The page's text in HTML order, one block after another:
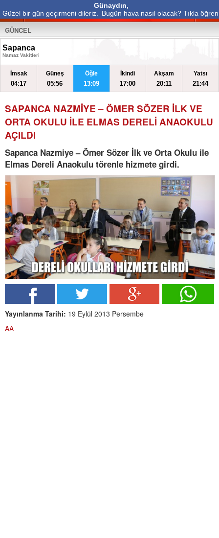
Günaydın,
Güzel bir gün geçirmeni dileriz.
Bugün hava nasıl olacak? Tıkla öğren
GÜNCEL
Sapanca
Namaz Vakitleri
İmsak
04:17
Güneş
05:56
Öğle
13:09
İkindi
17:00
Akşam
20:11
Yatsı
21:44
SAPANCA NAZMİYE – ÖMER SÖZER İLK VE
ORTA OKULU İLE ELMAS DERELİ ANAOKULU
AÇILDI
Sapanca Nazmiye – Ömer Sözer İlk ve Orta Okulu ile
Elmas Dereli Anaokulu törenle hizmete girdi.
Yayınlanma Tarihi: 19 Eylül 2013 Persembe
AA